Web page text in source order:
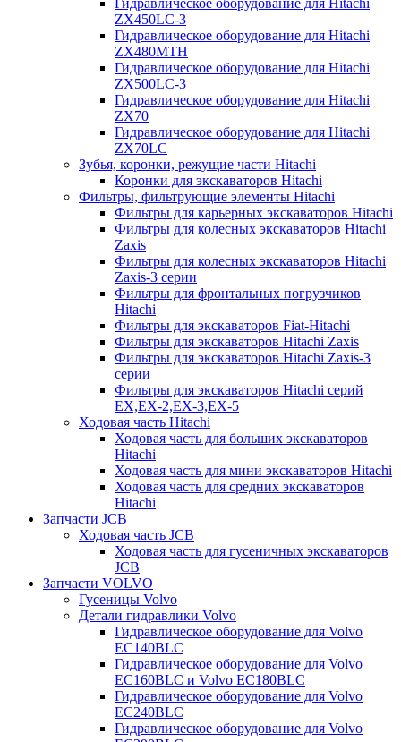
Гидравлическое оборудование для Hitachi
ZX450LC-3
Гидравлическое оборудование для Hitachi
ZX480MTH
Гидравлическое оборудование для Hitachi
ZX500LC-3
Гидравлическое оборудование для Hitachi
ZX70
Гидравлическое оборудование для Hitachi
ZX70LC
Зубья, коронки, режущие части Hitachi
Коронки для экскаваторов Hitachi
Фильтры, фильтрующие элементы Hitachi
Фильтры для карьерных экскаваторов Hitachi
Фильтры для колесных экскаваторов Hitachi
Zaxis
Фильтры для колесных экскаваторов Hitachi
Zaxis-3 серии
Фильтры для фронтальных погрузчиков
Hitachi
Фильтры для экскаваторов Fiat-Hitachi
Фильтры для экскаваторов Hitachi Zaxis
Фильтры для экскаваторов Hitachi Zaxis-3
серии
Фильтры для экскаваторов Hitachi серий
EX,EX-2,EX-3,EX-5
Ходовая часть Hitachi
Ходовая часть для больших экскаваторов
Hitachi
Ходовая часть для мини экскаваторов Hitachi
Ходовая часть для средних экскаваторов
Hitachi
Запчасти JCB
Ходовая часть JCB
Ходовая часть для гусеничных экскаваторов
JCB
Запчасти VOLVO
Гусеницы Volvo
Детали гидравлики Volvo
Гидравлическое оборудование для Volvo
EC140BLC
Гидравлическое оборудование для Volvo
EC160BLC и Volvo EC180BLC
Гидравлическое оборудование для Volvo
EC240BLC
Гидравлическое оборудование для Volvo